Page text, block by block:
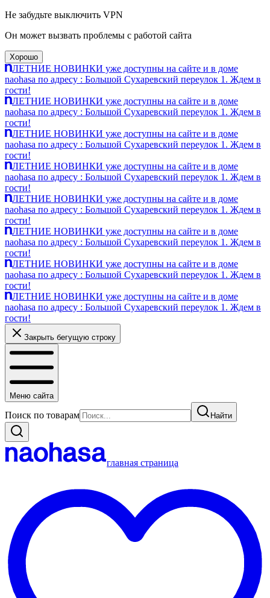
Не забудьте выключить VPN
Он может вызвать проблемы с работой сайта
Хорошо
ЛЕТНИЕ НОВИНКИ уже доступны на сайте и в доме
naohasa по адресу : Большой Сухаревский переулок 1. Ждем в
гости!
ЛЕТНИЕ НОВИНКИ уже доступны на сайте и в доме
naohasa по адресу : Большой Сухаревский переулок 1. Ждем в
гости!
ЛЕТНИЕ НОВИНКИ уже доступны на сайте и в доме
naohasa по адресу : Большой Сухаревский переулок 1. Ждем в
гости!
ЛЕТНИЕ НОВИНКИ уже доступны на сайте и в доме
naohasa по адресу : Большой Сухаревский переулок 1. Ждем в
гости!
ЛЕТНИЕ НОВИНКИ уже доступны на сайте и в доме
naohasa по адресу : Большой Сухаревский переулок 1. Ждем в
гости!
ЛЕТНИЕ НОВИНКИ уже доступны на сайте и в доме
naohasa по адресу : Большой Сухаревский переулок 1. Ждем в
гости!
ЛЕТНИЕ НОВИНКИ уже доступны на сайте и в доме
naohasa по адресу : Большой Сухаревский переулок 1. Ждем в
гости!
ЛЕТНИЕ НОВИНКИ уже доступны на сайте и в доме
naohasa по адресу : Большой Сухаревский переулок 1. Ждем в
гости!
Закрыть бегущую строку
Меню сайта
Поиск по товарам Найти
главная страница